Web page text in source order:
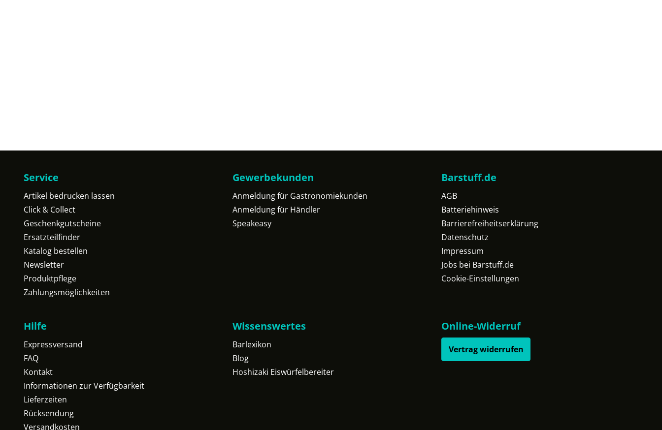
Service
Artikel bedrucken lassen
Click & Collect
Geschenkgutscheine
Ersatzteilfinder
Katalog bestellen
Newsletter
Produktpflege
Zahlungsmöglichkeiten
Gewerbekunden
Anmeldung für Gastronomiekunden
Anmeldung für Händler
Speakeasy
Barstuff.de
AGB
Batteriehinweis
Barrierefreiheitserklärung
Datenschutz
Impressum
Jobs bei Barstuff.de
Cookie-Einstellungen
Hilfe
Expressversand
FAQ
Kontakt
Informationen zur Verfügbarkeit
Lieferzeiten
Rücksendung
Versandkosten
Wissenswertes
Barlexikon
Blog
Hoshizaki Eiswürfelbereiter
Online-Widerruf
Vertrag widerrufen